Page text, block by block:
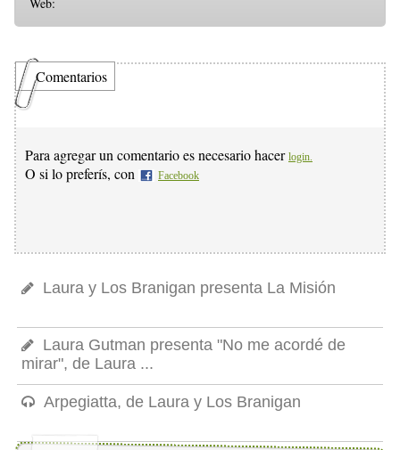
Comentarios
Para agregar un comentario es necesario hacer login.
O si lo preferís, con Facebook
Laura y Los Branigan presenta La Misión
Laura Gutman presenta "No me acordé de
mirar", de Laura ...
Arpegiatta, de Laura y Los Branigan